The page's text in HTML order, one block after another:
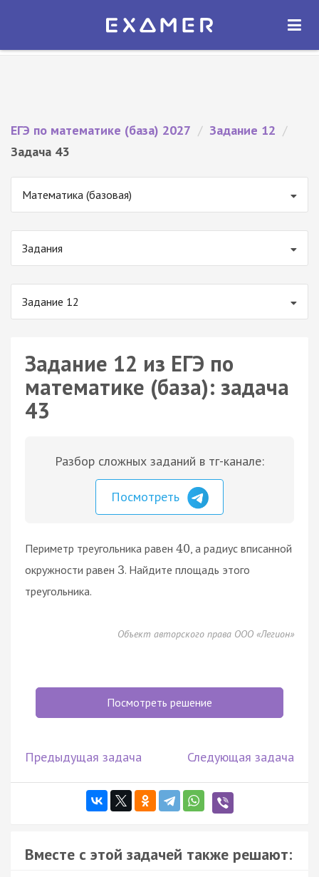
Экзамер — ЕГЭ 2027
ОТКРЫТЬ
ЕГЭ по математике (база) 2027 / Задание 12 /
Задача 43
Математика (базовая)
Задания
Задание 12
Задание 12 из ЕГЭ по
математике (база): задача
43
Разбор сложных заданий в тг-канале:
Посмотреть
Периметр треугольника равен 40 , а радиус вписанной
окружности равен 3. Найдите площадь этого
треугольника.
Объект авторского права ООО «Легион»
Посмотреть решение
Предыдущая задача Следующая задача
Вместе с этой задачей также решают: